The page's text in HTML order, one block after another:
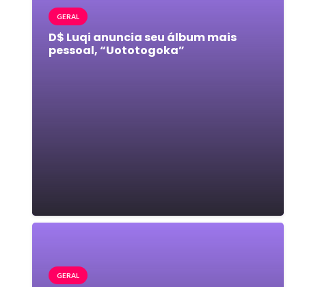
GERAL
D$ Luqi anuncia seu álbum mais
pessoal, “Uototogoka”
GERAL